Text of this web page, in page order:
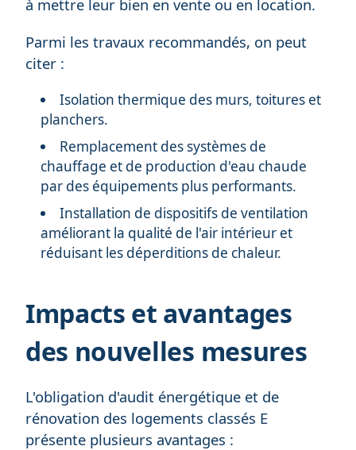
à mettre leur bien en vente ou en location.
Parmi les travaux recommandés, on peut
citer :
Isolation thermique des murs, toitures et
planchers.
Remplacement des systèmes de
chauffage et de production d'eau chaude
par des équipements plus performants.
Installation de dispositifs de ventilation
améliorant la qualité de l'air intérieur et
réduisant les déperditions de chaleur.
Impacts et avantages
des nouvelles mesures
L'obligation d'audit énergétique et de
rénovation des logements classés E
présente plusieurs avantages :